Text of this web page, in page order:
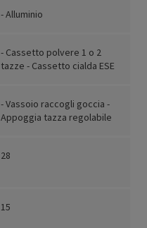
- Alluminio
- Cassetto polvere 1 o 2
tazze - Cassetto cialda ESE
- Vassoio raccogli goccia -
Appoggia tazza regolabile
28
15